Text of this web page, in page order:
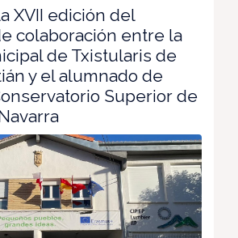
XVII edición del
colaboración entre la
de Txistularis de
y el alumnado de
Superior de